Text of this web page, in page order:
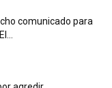
comunicado para